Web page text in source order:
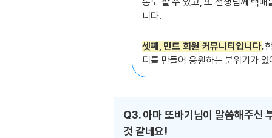
니다.
셋째, 민트 회원 커뮤니티입니다.
디를 만들어 응원하는 분위기가
Q3. 아마 또바기님이 말씀해주신
것 같네요!